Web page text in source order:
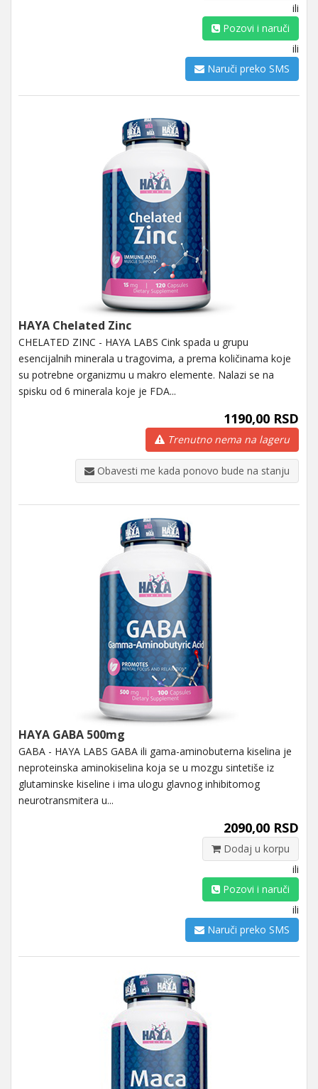
ili
Pozovi i naruči
ili
Naruči preko SMS
HAYA Chelated Zinc
CHELATED ZINC - HAYA LABS Cink spada u grupu
esencijalnih minerala u tragovima, a prema količinama koje
su potrebne organizmu u makro elemente. Nalazi se na
spisku od 6 minerala koje je FDA...
1190,00 RSD
Trenutno nema na lageru
Obavesti me kada ponovo bude na stanju
HAYA GABA 500mg
GABA - HAYA LABS GABA ili gama-aminobuterna kiselina je
neproteinska aminokiselina koja se u mozgu sintetiše iz
glutaminske kiseline i ima ulogu glavnog inhibitomog
neurotransmitera u...
2090,00 RSD
Dodaj u korpu
ili
Pozovi i naruči
ili
Naruči preko SMS